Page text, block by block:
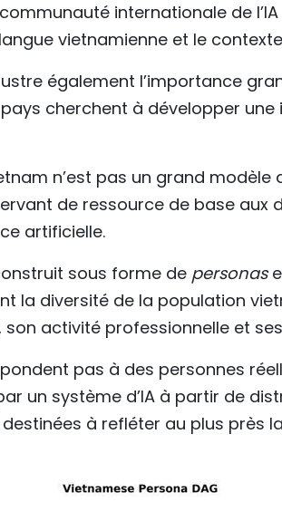
internationale de
vietnamienne et le
également l’importance
cherchent à développer
n’est pas un grand modèle
de ressource de base aux
artificielle.
sous forme de personas
la diversité de la population
activité professionnelle et
pas à des personnes
un système d’IA à partir de
à refléter au plus près